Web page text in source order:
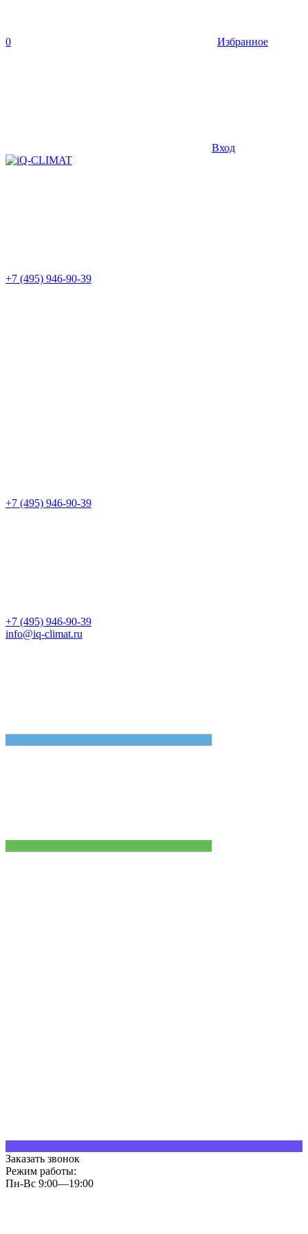
0 Избранное
Вход
+7 (495) 946-90-39
+7 (495) 946-90-39
+7 (495) 946-90-39
info@iq-climat.ru
Заказать звонок
Режим работы:
Пн-Вс 9:00—19:00